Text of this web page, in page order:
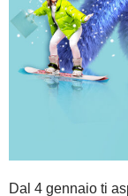
Dal 4 gennaio ti